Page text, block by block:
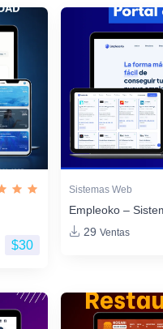
$30
Sistemas Web
Empleoko –
29 Ventas